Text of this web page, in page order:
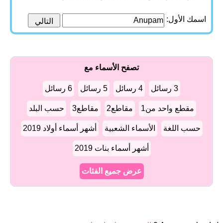
اسمك الأول:
تصفح الأسماء مع
3 رسائل 4 رسائل 5 رسائل 6 رسائل
مقطع واحد من1 مقاطع2 مقاطع3 حسب البلد
حسب اللغة الأسماء الشعبية أشهر أسماء أولاد 2019
أشهر أسماء بنات 2019
عرض جميع الفئات